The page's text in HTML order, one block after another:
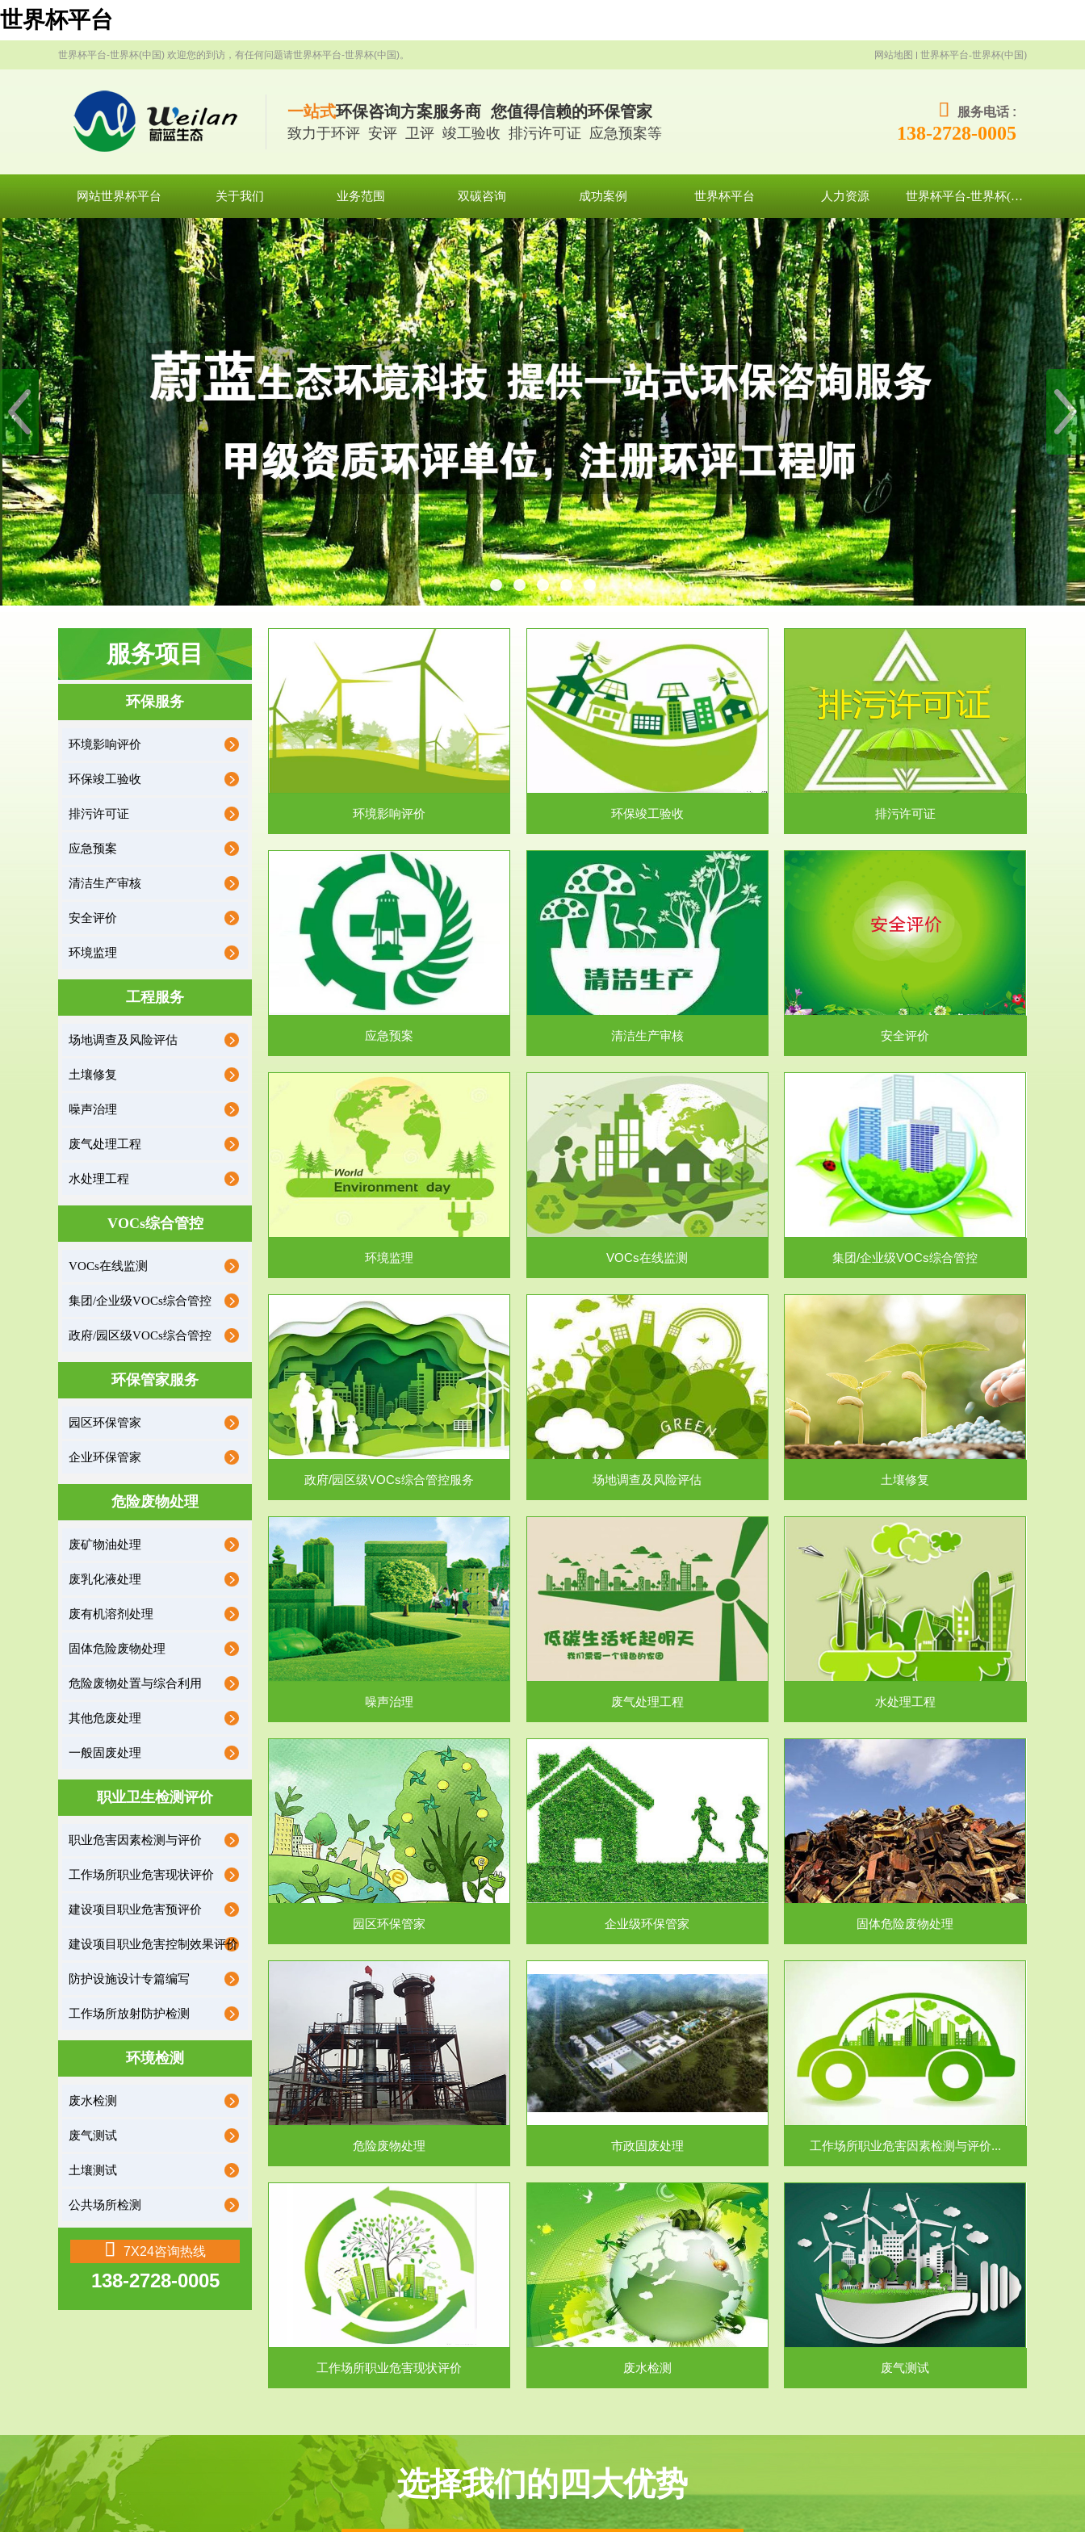
世界杯平台
世界杯平台-世界杯(中国) 欢迎您的到访，有任何问题请世界杯平台-世界杯(中国)。 网站地图 世界杯平台-世界杯(中国)
一站式环保咨询方案服务商 您值得信赖的环保管家
致力于环评 安评 卫评 竣工验收 排污许可证 应急预案等
服务电话 :
138-2728-0005
网站世界杯平台 关于我们 业务范围 双碳咨询 成功案例 世界杯平台 人力资源 世界杯平台-世界杯(中国)
服务项目
环保服务
环境影响评价
环保竣工验收
排污许可证
应急预案
清洁生产审核
安全评价
环境监理
工程服务
场地调查及风险评估
土壤修复
噪声治理
废气处理工程
水处理工程
VOCs综合管控
VOCs在线监测
集团/企业级VOCs综合管控
政府/园区级VOCs综合管控
环保管家服务
园区环保管家
企业环保管家
危险废物处理
废矿物油处理
废乳化液处理
废有机溶剂处理
固体危险废物处理
危险废物处置与综合利用
其他危废处理
一般固废处理
职业卫生检测评价
职业危害因素检测与评价
工作场所职业危害现状评价
建设项目职业危害预评价
建设项目职业危害控制效果评价
防护设施设计专篇编写
工作场所放射防护检测
环境检测
废水检测
废气测试
土壤测试
公共场所检测
7X24咨询热线
138-2728-0005
服务范围
环境影响评价
据《中华人民共和国环境保护法》第十九条 编制
有关开发利用规划，建...
环境影响评价
服务范围
环保竣工验收
根据《建设项目环境保护管理条例》第十七条 编
制环境影响报告书、...
环保竣工验收
服务范围
排污许可证
排污许可申报咨询：（排污许可证）根据《中华
人民共和国环境保护法》...
排污许可证
业事业单位应当按照...
应急预案
服务范围
清洁生产审核
根据《中华人民共和国清洁生产促进法》、《清
洁生产审核暂行办法...
清洁生产审核
服务范围
安全评价
安全评价安全评价目的是查找、分析和预测工
程、系统、生产经营活...
安全评价
收监管的重要辅助...
环境监理
服务范围
VOCs在线监测
根据《重点区域大气污染防治“十二五”规划》有
机废气净化率达...
VOCs在线监测
服务范围
集团/企业级VOCs综合管控
进行VOCs管控，首先就要找到排放的源头，并
监测估算出排放量。企业...
集团/企业级VOCs综合管控
政府/园区级VOCs综合管控服务
根据《石化行业挥发性有机物综合整治方案》文
政府/园区级VOCs综合管控服务
服务范围
场地调查及风险评估
受政府或企业委托，对于拟关停搬迁和拟变更土
地利用方式或者土地使...
场地调查及风险评估
服务范围
土壤修复
土壤修复
服务范围
噪声治理
噪声治理
服务范围
废气处理工程
废气处理工程
服务范围
水处理工程
水处理工程
服务范围
园区环保管家
保护作用促进供给侧结...
园区环保管家
服务范围
企业级环保管家
排污许可证作为企业环保执法情况的一个重要依
据，其必要性及合规性...
企业级环保管家
服务范围
固体危险废物处理
固体废物解释：固体废物是指人们在生产建设、
日常生活和其他活动中...
固体危险废物处理
服务范围
危险废物处理
危险废物解释：根据《中华人民共和国固体废物
污染防治法》的规定，危...
危险废物处理
服务范围
市政固废处理
蔚蓝生态环境科技所从事的市政废物处理业务包
括市政废物的处理处...
市政固废处理
服务范围
工作场所职业危害因素检测与评价...
【检测评价意义】：全面了解工作场所职业病危
害因素分布与浓（强）度...
工作场所职业危害因素检测与评价...
服务范围
工作场所职业危害现状评价
工作场所职业危害现状评价
服务范围
废水检测
废水污水检测主要是对企业工厂在生产工艺过程
中排出的废水、污水...
废水检测
服务范围
废气测试
检测范围工业废气检测包括有机废气和无机废
气。有机废气主要包括...
废气测试
选择我们的四大优势